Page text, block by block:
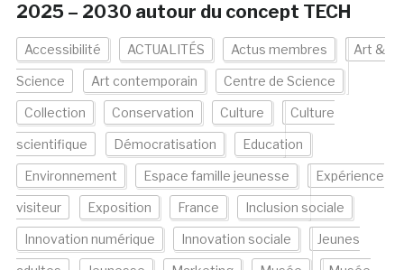
2025 – 2030 autour du concept TECH
Accessibilité ACTUALITÉS Actus membres Art &
Science Art contemporain Centre de Science
Collection Conservation Culture Culture
scientifique Démocratisation Education
Environnement Espace famille jeunesse Expérience
visiteur Exposition France Inclusion sociale
Innovation numérique Innovation sociale Jeunes